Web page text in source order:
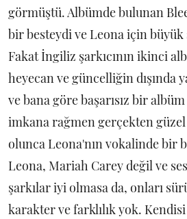
görmüştü. Albümde bulunan
bir besteydi ve Leona için
Fakat İngiliz şarkıcının ikinci
heyecan ve güncelliğin dışında
ve bana göre başarısız bir
imkana rağmen gerçekten
olunca Leona'nın vokalinde bir
Leona, Mariah Carey değil ve
şarkılar iyi olmasa da, onları
karakter ve farklılık yok.